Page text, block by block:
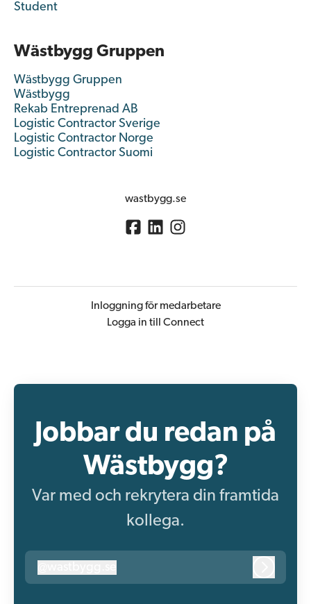
Student
Wästbygg Gruppen
Wästbygg Gruppen
Wästbygg
Rekab Entreprenad AB
Logistic Contractor Sverige
Logistic Contractor Norge
Logistic Contractor Suomi
wastbygg.se
Inloggning för medarbetare
Logga in till Connect
Jobbar du redan på
Wästbygg?
Var med och rekrytera din framtida
kollega.
wastbygg.se